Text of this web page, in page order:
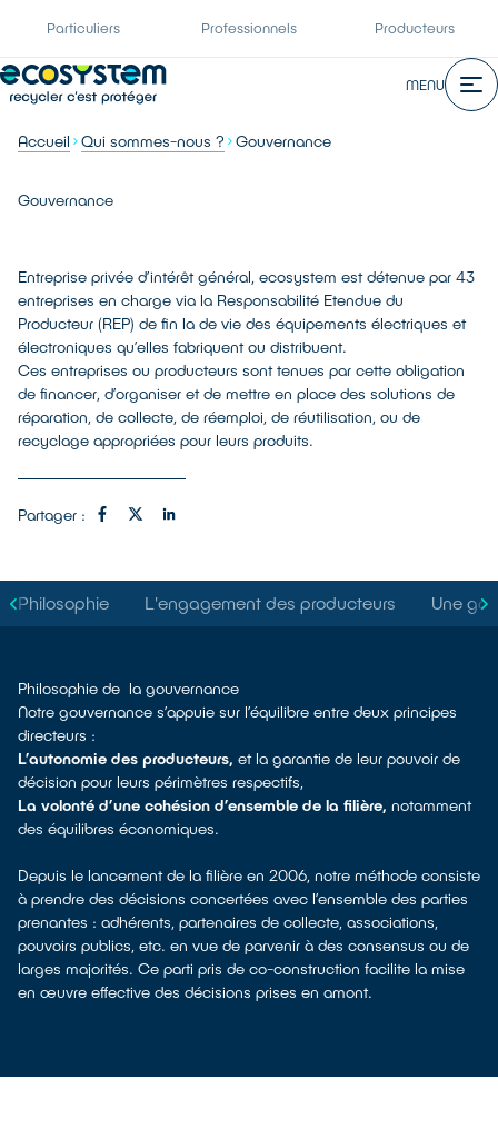
Particuliers Professionnels Producteurs
MENU
Accueil Qui sommes-nous ? Gouvernance
Gouvernance
Entreprise privée d’intérêt général, ecosystem est détenue par 43
entreprises en charge via la Responsabilité Etendue du
Producteur (REP) de fin la de vie des équipements électriques et
électroniques qu’elles fabriquent ou distribuent.
Ces entreprises ou producteurs sont tenues par cette obligation
de financer, d’organiser et de mettre en place des solutions de
réparation, de collecte, de réemploi, de réutilisation, ou de
recyclage appropriées pour leurs produits.
Partager :
Philosophie L'engagement des producteurs Une
Philosophie de la gouvernance
Notre gouvernance s’appuie sur l’équilibre entre deux principes
directeurs :
L’autonomie des producteurs, et la garantie de leur pouvoir de
décision pour leurs périmètres respectifs,
La volonté d’une cohésion d’ensemble de la filière, notamment
des équilibres économiques.
Depuis le lancement de la filière en 2006, notre méthode consiste
à prendre des décisions concertées avec l’ensemble des parties
prenantes : adhérents, partenaires de collecte, associations,
pouvoirs publics, etc. en vue de parvenir à des consensus ou de
larges majorités. Ce parti pris de co-construction facilite la mise
en œuvre effective des décisions prises en amont.